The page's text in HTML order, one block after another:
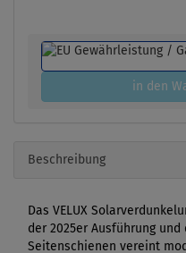
in den
Beschreibung
Das VELUX
der 2025er Ausführung
Seitenschienen vereint